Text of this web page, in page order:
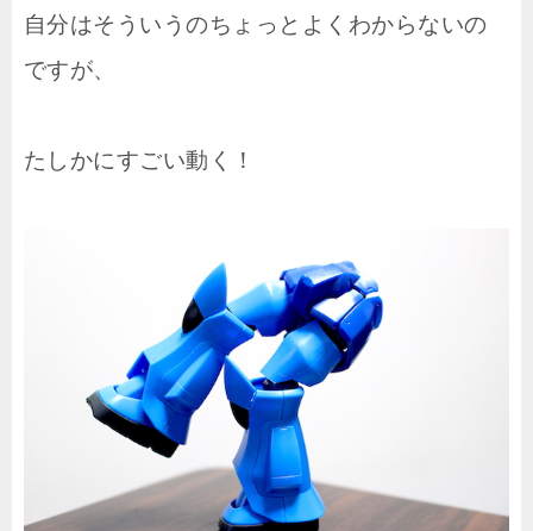
自分はそういうのちょっとよくわからないの
ですが、
たしかにすごい動く！